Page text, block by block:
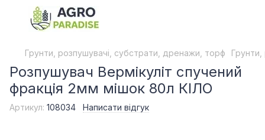
Грунти, розпушувачі, субстрати, дренажи, торф
Розпушувач Вермікуліт спучений
фракція 2мм мішок 80л КІЛО
Артикул: 108034 Написати відгук